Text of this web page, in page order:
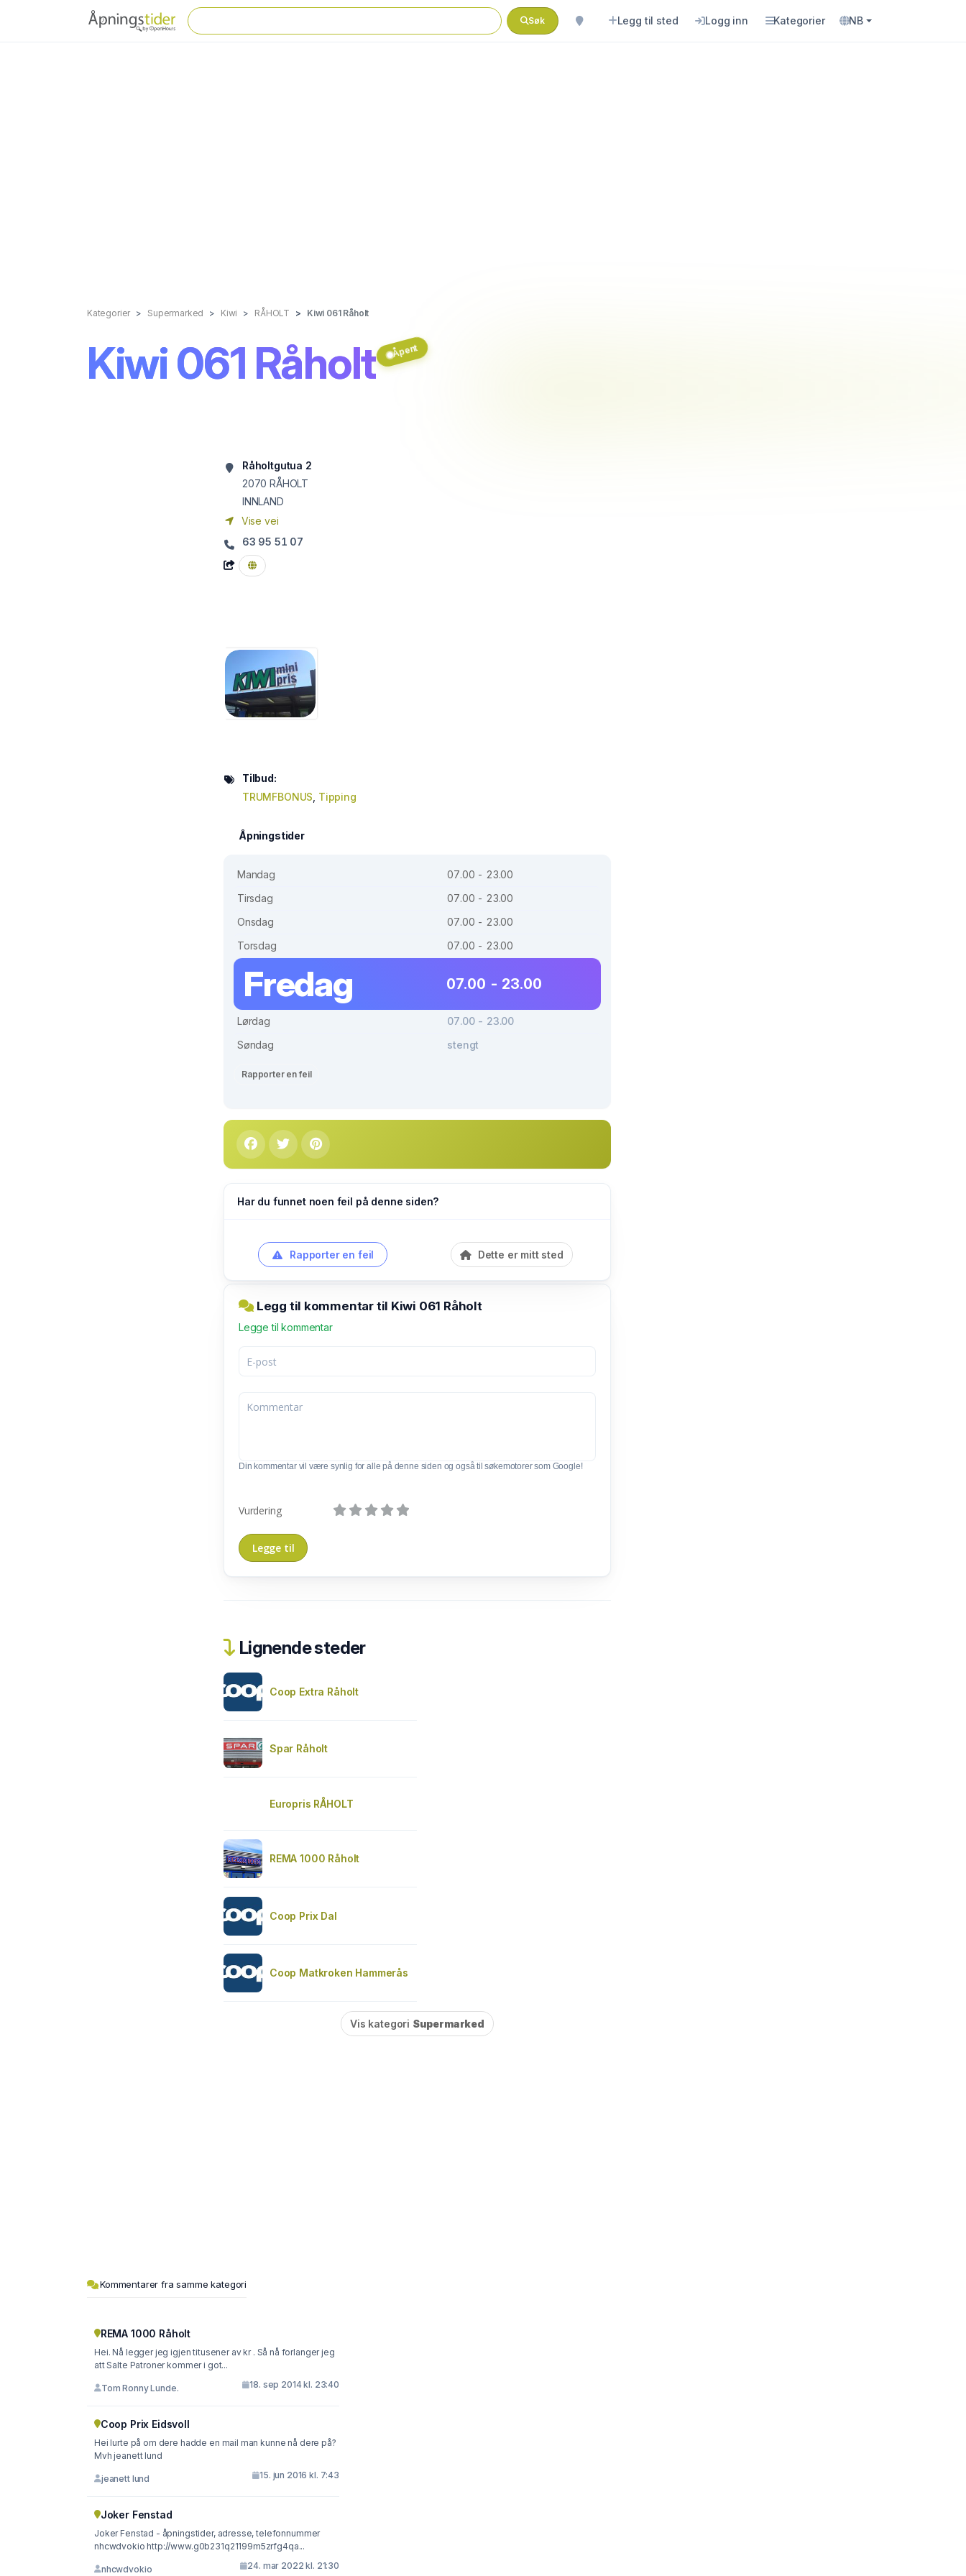
Søk Legg til sted Logg inn Kategorier NB
Kategorier Supermarked Kiwi RÅHOLT Kiwi 061 Råholt
Kiwi 061 Råholt Åpent
Råholtgutua 2
2070 RÅHOLT
INNLAND
Vise vei
63 95 51 07
Tilbud:
TRUMFBONUS Tipping
Åpningstider
Mandag
07.00 - 23.00
Tirsdag
07.00 - 23.00
Onsdag
07.00 - 23.00
Torsdag
07.00 - 23.00
Fredag 07.00 - 23.00
Lørdag
07.00 - 23.00
Søndag
stengt
Rapporter en feil
Har du funnet noen feil på denne siden?
Rapporter en feil Dette er mitt sted
Legg til kommentar til Kiwi 061 Råholt
Legge til kommentar
Din kommentar vil være synlig for alle på denne siden og også til søkemotorer som Google!
Vurdering
Lignende steder
Coop Extra Råholt
Spar Råholt
Europris RÅHOLT
REMA 1000 Råholt
Coop Prix Dal
Coop Matkroken Hammerås
Vis kategori Supermarked
Kommentarer fra samme kategori
REMA 1000 Råholt
Hei. Nå legger jeg igjen titusener av kr . Så nå forlanger jeg
att Salte Patroner kommer i got...
Tom Ronny Lunde. 18. sep 2014 kl. 23:40
Coop Prix Eidsvoll
Hei lurte på om dere hadde en mail man kunne nå dere på?
Mvh jeanett lund
jeanett lund 15. jun 2016 kl. 7:43
Joker Fenstad
Joker Fenstad - åpningstider, adresse, telefonnummer
nhcwdvokio http://www.g0b231q21199m5zrfg4qa...
nhcwdvokio 24. mar 2022 kl. 21:30